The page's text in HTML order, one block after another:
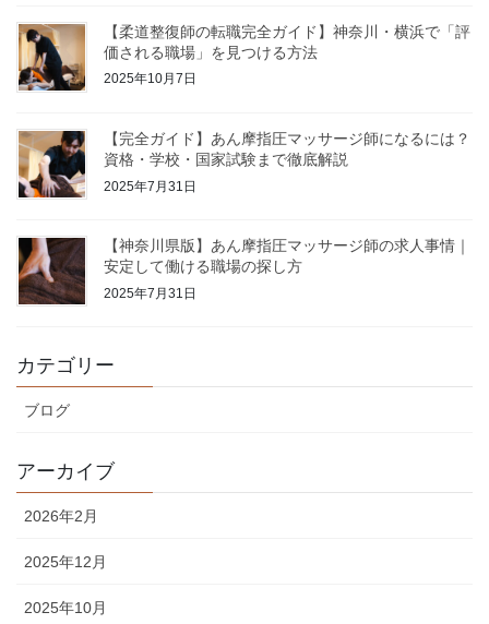
【柔道整復師の転職完全ガイド】神奈川・横浜で「評
価される職場」を見つける方法
2025年10月7日
【完全ガイド】あん摩指圧マッサージ師になるには？
資格・学校・国家試験まで徹底解説
2025年7月31日
【神奈川県版】あん摩指圧マッサージ師の求人事情｜
安定して働ける職場の探し方
2025年7月31日
カテゴリー
ブログ
アーカイブ
2026年2月
2025年12月
2025年10月